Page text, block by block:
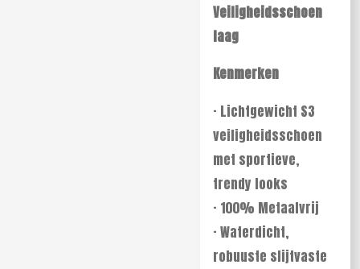
Veiligheidsschoen
laag
Kenmerken
· Lichtgewicht S3
veiligheidsschoen
met sportieve,
trendy looks
· 100% Metaalvrij
· Waterdicht,
robuuste slijtvaste